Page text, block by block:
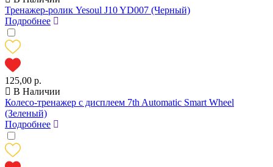
Тренажер-ролик Yesoul J10 YD007 (Черный)
Подробнее
125,00 р.
В Наличии
Колесо-тренажер с дисплеем 7th Automatic Smart Wheel
(Зеленый)
Подробнее